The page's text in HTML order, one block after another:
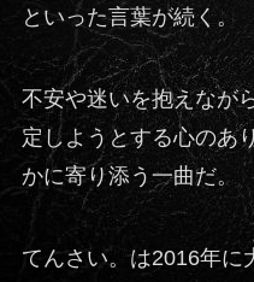
といった言葉が続く。
不安や迷いを抱えなが
定しようとする心のあ
かに寄り添う一曲だ。
てんさい。は2016年に